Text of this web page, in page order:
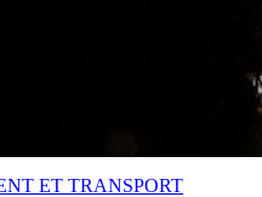
ET TRANSPORT